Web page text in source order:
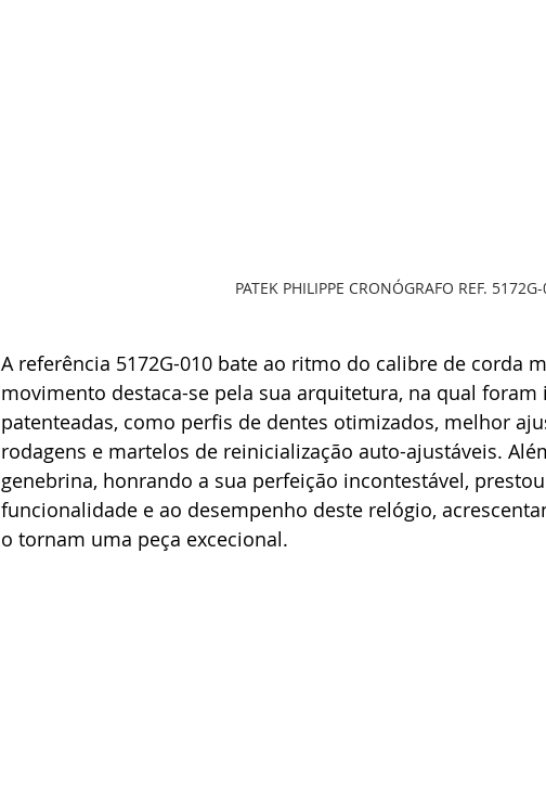
PATEK PHILIPPE CRONÓGRAFO REF.
A referência 5172G-010 bate ao ritmo do calibre de corda
movimento destaca-se pela sua arquitetura, na qual foram
patenteadas, como perfis de dentes otimizados, melhor
rodagens e martelos de reinicialização auto-ajustáveis.
genebrina, honrando a sua perfeição incontestável,
funcionalidade e ao desempenho deste relógio,
o tornam uma peça excecional.